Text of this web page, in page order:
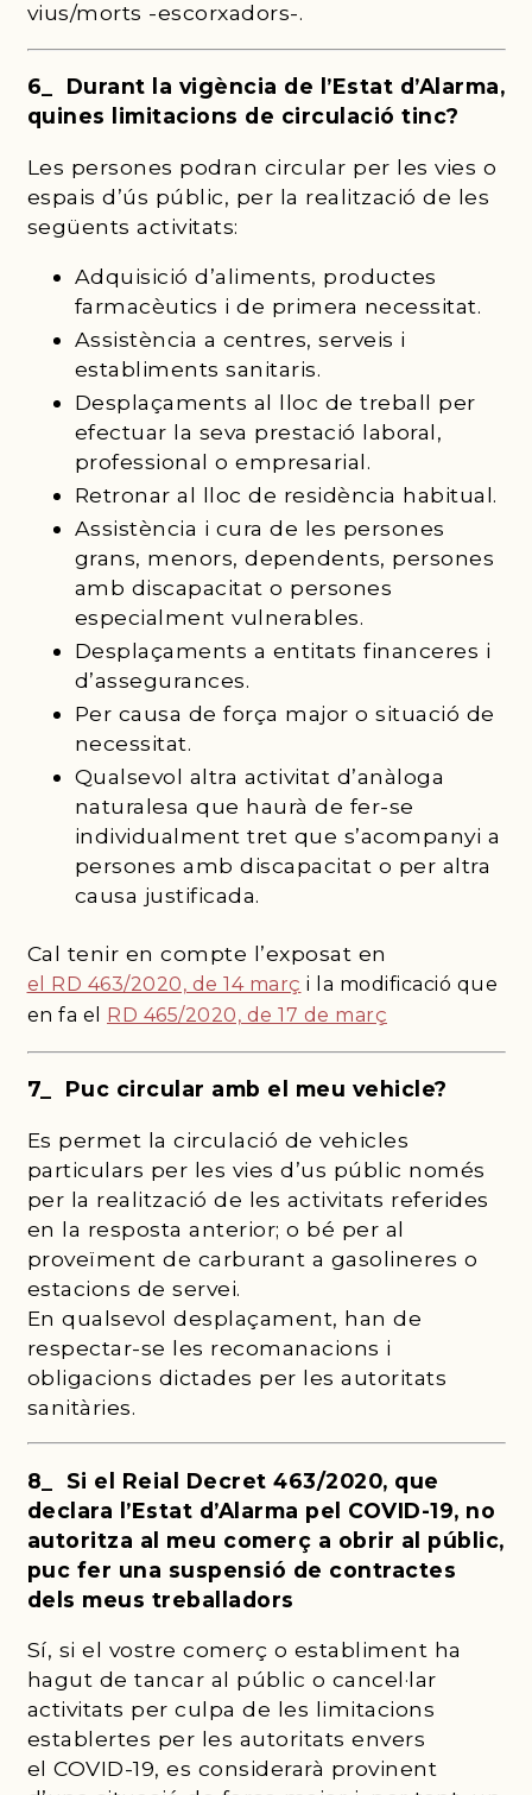
vius/morts -escorxadors-.
6_ Durant la vigència de l’Estat d’Alarma,
quines limitacions de circulació tinc?
Les persones podran circular per les vies o
espais d’ús públic, per la realització de les
següents activitats:
Adquisició d’aliments, productes
farmacèutics i de primera necessitat.
Assistència a centres, serveis i
establiments sanitaris.
Desplaçaments al lloc de treball per
efectuar la seva prestació laboral,
professional o empresarial.
Retronar al lloc de residència habitual.
Assistència i cura de les persones
grans, menors, dependents, persones
amb discapacitat o persones
especialment vulnerables.
Desplaçaments a entitats financeres i
d’assegurances.
Per causa de força major o situació de
necessitat.
Qualsevol altra activitat d’anàloga
naturalesa que haurà de fer-se
individualment tret que s’acompanyi a
persones amb discapacitat o per altra
causa justificada.
Cal tenir en compte l’exposat en
el RD 463/2020, de 14 març i la modificació que
en fa el RD 465/2020, de 17 de març
7_ Puc circular amb el meu vehicle?
Es permet la circulació de vehicles
particulars per les vies d’us públic només
per la realització de les activitats referides
en la resposta anterior; o bé per al
proveïment de carburant a gasolineres o
estacions de servei.
En qualsevol desplaçament, han de
respectar-se les recomanacions i
obligacions dictades per les autoritats
sanitàries.
8_ Si el Reial Decret 463/2020, que
declara l’Estat d’Alarma pel COVID-19, no
autoritza al meu comerç a obrir al públic,
puc fer una suspensió de contractes
dels meus treballadors
Sí, si el vostre comerç o establiment ha
hagut de tancar al públic o cancel·lar
activitats per culpa de les limitacions
establertes per les autoritats envers
el COVID-19, es considerarà provinent